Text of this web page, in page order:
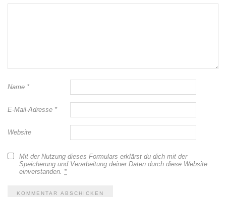
Name *
E-Mail-Adresse *
Website
Mit der Nutzung dieses Formulars erklärst du dich mit der
Speicherung und Verarbeitung deiner Daten durch diese Website
einverstanden. *